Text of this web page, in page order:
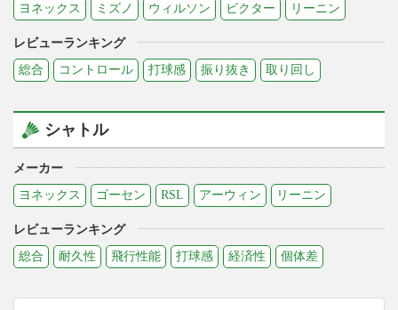
ヨネックス
ミズノ ウィルソン ビクター リーニン
レビューランキング
総合
コントロール 打球感 振り抜き 取り回し
シャトル
メーカー
ヨネックス
ゴーセン RSL アーウィン リーニン
レビューランキング
総合
耐久性 飛行性能 打球感 経済性 個体差